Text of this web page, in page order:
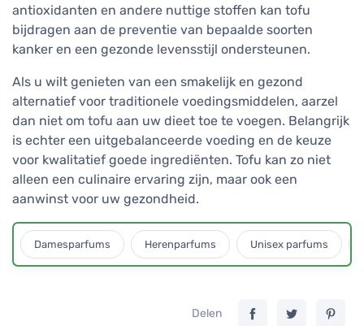
antioxidanten en andere nuttige stoffen kan tofu
bijdragen aan de preventie van bepaalde soorten
kanker en een gezonde levensstijl ondersteunen.
Als u wilt genieten van een smakelijk en gezond
alternatief voor traditionele voedingsmiddelen, aarzel
dan niet om tofu aan uw dieet toe te voegen. Belangrijk
is echter een uitgebalanceerde voeding en de keuze
voor kwalitatief goede ingrediënten. Tofu kan zo niet
alleen een culinaire ervaring zijn, maar ook een
aanwinst voor uw gezondheid.
Damesparfums Herenparfums Unisex parfums
Delen